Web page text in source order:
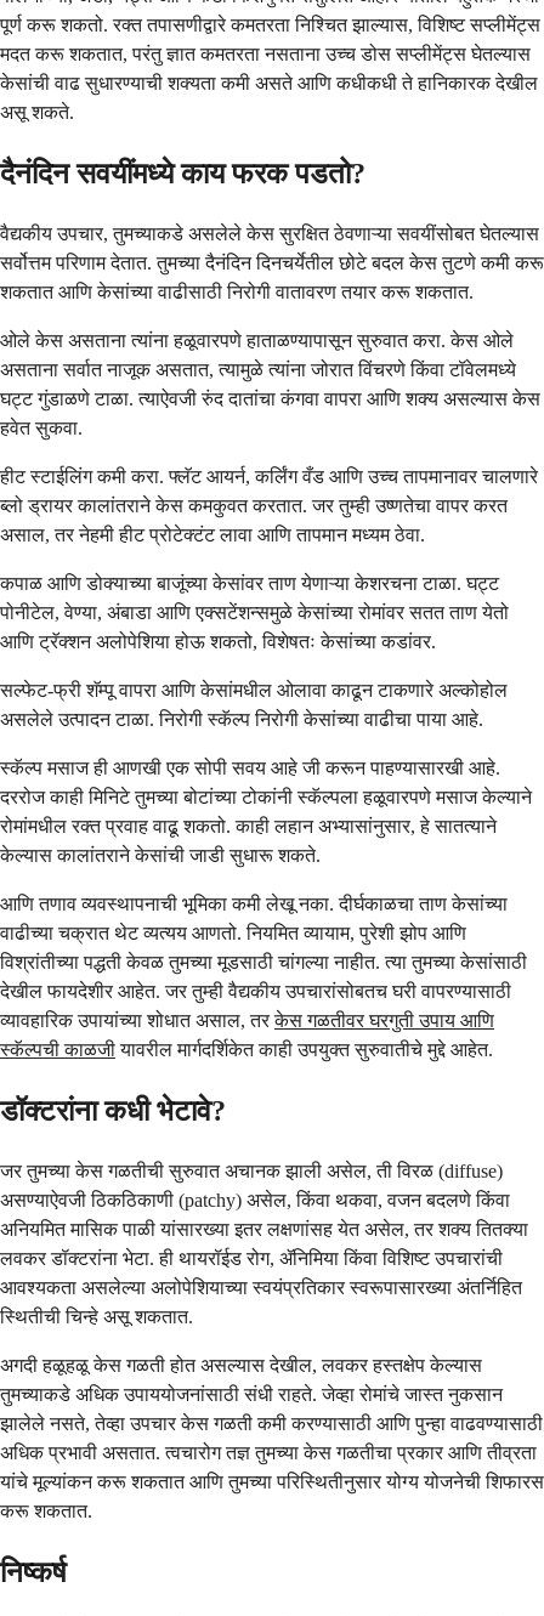
पूर्ण करू शकतो. रक्त तपासणीद्वारे कमतरता निश्चित झाल्यास, विशिष्ट सप्लीमेंट्स
मदत करू शकतात, परंतु ज्ञात कमतरता नसताना उच्च डोस सप्लीमेंट्स घेतल्यास
केसांची वाढ सुधारण्याची शक्यता कमी असते आणि कधीकधी ते हानिकारक देखील
असू शकते.
दैनंदिन सवयींमध्ये काय फरक पडतो?
वैद्यकीय उपचार, तुमच्याकडे असलेले केस सुरक्षित ठेवणाऱ्या सवयींसोबत घेतल्यास
सर्वोत्तम परिणाम देतात. तुमच्या दैनंदिन दिनचर्येतील छोटे बदल केस तुटणे कमी करू
शकतात आणि केसांच्या वाढीसाठी निरोगी वातावरण तयार करू शकतात.
ओले केस असताना त्यांना हळूवारपणे हाताळण्यापासून सुरुवात करा. केस ओले
असताना सर्वात नाजूक असतात, त्यामुळे त्यांना जोरात विंचरणे किंवा टॉवेलमध्ये
घट्ट गुंडाळणे टाळा. त्याऐवजी रुंद दातांचा कंगवा वापरा आणि शक्य असल्यास केस
हवेत सुकवा.
हीट स्टाईलिंग कमी करा. फ्लॅट आयर्न, कर्लिंग वँड आणि उच्च तापमानावर चालणारे
ब्लो ड्रायर कालांतराने केस कमकुवत करतात. जर तुम्ही उष्णतेचा वापर करत
असाल, तर नेहमी हीट प्रोटेक्टंट लावा आणि तापमान मध्यम ठेवा.
कपाळ आणि डोक्याच्या बाजूंच्या केसांवर ताण येणाऱ्या केशरचना टाळा. घट्ट
पोनीटेल, वेण्या, अंबाडा आणि एक्सटेंशन्समुळे केसांच्या रोमांवर सतत ताण येतो
आणि ट्रॅक्शन अलोपेशिया होऊ शकतो, विशेषतः केसांच्या कडांवर.
सल्फेट-फ्री शॅम्पू वापरा आणि केसांमधील ओलावा काढून टाकणारे अल्कोहोल
असलेले उत्पादन टाळा. निरोगी स्कॅल्प निरोगी केसांच्या वाढीचा पाया आहे.
स्कॅल्प मसाज ही आणखी एक सोपी सवय आहे जी करून पाहण्यासारखी आहे.
दररोज काही मिनिटे तुमच्या बोटांच्या टोकांनी स्कॅल्पला हळूवारपणे मसाज केल्याने
रोमांमधील रक्त प्रवाह वाढू शकतो. काही लहान अभ्यासांनुसार, हे सातत्याने
केल्यास कालांतराने केसांची जाडी सुधारू शकते.
आणि तणाव व्यवस्थापनाची भूमिका कमी लेखू नका. दीर्घकाळचा ताण केसांच्या
वाढीच्या चक्रात थेट व्यत्यय आणतो. नियमित व्यायाम, पुरेशी झोप आणि
विश्रांतीच्या पद्धती केवळ तुमच्या मूडसाठी चांगल्या नाहीत. त्या तुमच्या केसांसाठी
देखील फायदेशीर आहेत. जर तुम्ही वैद्यकीय उपचारांसोबतच घरी वापरण्यासाठी
व्यावहारिक उपायांच्या शोधात असाल, तरकेस गळतीवर घरगुती उपाय आणि
स्कॅल्पची काळजीयावरील मार्गदर्शिकेत काही उपयुक्त सुरुवातीचे मुद्दे आहेत.
डॉक्टरांना कधी भेटावे?
जर तुमच्या केस गळतीची सुरुवात अचानक झाली असेल, ती विरळ (diffuse)
असण्याऐवजी ठिकठिकाणी (patchy) असेल, किंवा थकवा, वजन बदलणे किंवा
अनियमित मासिक पाळी यांसारख्या इतर लक्षणांसह येत असेल, तर शक्य तितक्या
लवकर डॉक्टरांना भेटा. ही थायरॉईड रोग, ॲनिमिया किंवा विशिष्ट उपचारांची
आवश्यकता असलेल्या अलोपेशियाच्या स्वयंप्रतिकार स्वरूपासारख्या अंतर्निहित
स्थितीची चिन्हे असू शकतात.
अगदी हळूहळू केस गळती होत असल्यास देखील, लवकर हस्तक्षेप केल्यास
तुमच्याकडे अधिक उपाययोजनांसाठी संधी राहते. जेव्हा रोमांचे जास्त नुकसान
झालेले नसते, तेव्हा उपचार केस गळती कमी करण्यासाठी आणि पुन्हा वाढवण्यासाठी
अधिक प्रभावी असतात. त्वचारोग तज्ञ तुमच्या केस गळतीचा प्रकार आणि तीव्रता
यांचे मूल्यांकन करू शकतात आणि तुमच्या परिस्थितीनुसार योग्य योजनेची शिफारस
करू शकतात.
निष्कर्ष